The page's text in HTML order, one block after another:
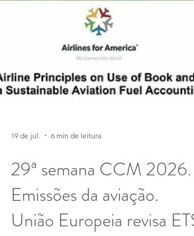
19 de jul. 6 min de leitura